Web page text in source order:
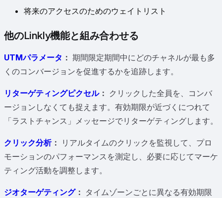
将来のアクセスのためのウェイトリスト
他のLinkly機能と組み合わせる
UTMパラメータ ： 期間限定期間中にどのチャネルが最も多
くのコンバージョンを促進するかを追跡します。
リターゲティングピクセル： クリックした全員を、コンバ
ージョンしなくても捉えます。有効期限が近づくにつれて
「ラストチャンス」メッセージでリターゲティングします。
クリック分析：
リアルタイムのクリックを監視して、プロ
モーションのパフォーマンスを測定し、必要に応じてマーケ
ティング活動を調整します。
ジオターゲティング： タイムゾーンごとに異なる有効期限